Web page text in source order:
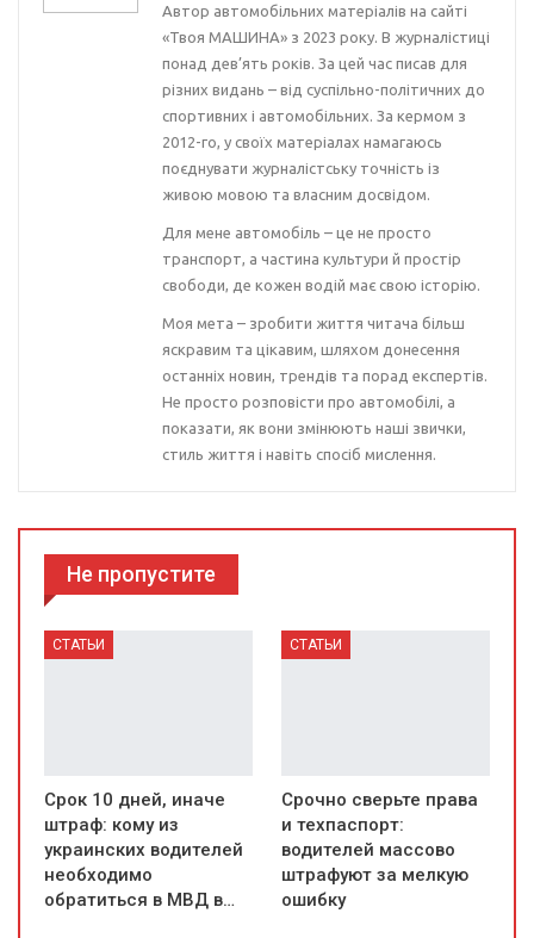
Автор автомобільних матеріалів на сайті
«Твоя МАШИНА» з 2023 року. В журналістиці
понад дев’ять років. За цей час писав для
різних видань – від суспільно-політичних до
спортивних і автомобільних. За кермом з
2012-го, у своїх матеріалах намагаюсь
поєднувати журналістську точність із
живою мовою та власним досвідом.
Для мене автомобіль – це не просто
транспорт, а частина культури й простір
свободи, де кожен водій має свою історію.
Моя мета – зробити життя читача більш
яскравим та цікавим, шляхом донесення
останніх новин, трендів та порад експертів.
Не просто розповісти про автомобілі, а
показати, як вони змінюють наші звички,
стиль життя і навіть спосіб мислення.
Не пропустите
СТАТЬИ
Срок 10 дней, иначе
штраф: кому из
украинских водителей
необходимо
обратиться в МВД в…
СТАТЬИ
Срочно сверьте права
и техпаспорт:
водителей массово
штрафуют за мелкую
ошибку